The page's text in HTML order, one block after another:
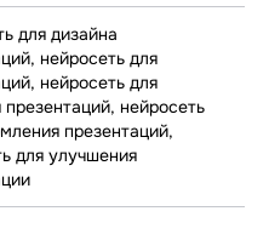
для дизайна
нейросеть для
нейросеть для
презентаций, нейросеть
презентаций,
для улучшения